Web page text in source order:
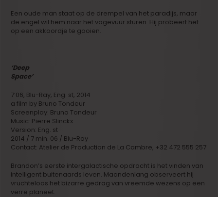
Een oude man staat op de drempel van het paradijs, maar
de engel wil hem naar het vagevuur sturen. Hij probeert het
op een akkoordje te gooien.
‘Deep
Space’
7’06, Blu-Ray, Eng. st, 2014
a film by Bruno Tondeur
Screenplay: Bruno Tondeur
Music: Pierre Slinckx
Version: Eng. st
2014 / 7 min. 06 / Blu-Ray
Contact: Atelier de Production de La Cambre, +32 472 555 257
Brandon’s eerste intergalactische opdracht is het vinden van
intelligent buitenaards leven. Maandenlang observeert hij
vruchteloos het bizarre gedrag van vreemde wezens op een
verre planeet.